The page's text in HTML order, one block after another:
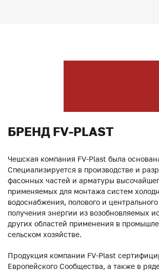
БРЕНД FV-PLAST
Чешская компания FV-Plast была
Специализируется в производстве и
фасонных частей и арматуры
применяемых для монтажа систем
водоснабжения, полового и
получения энергии из возобновляемых
других областей применения в
сельском хозяйстве.
Продукция компании FV-Plast
Европейского Сообщества, а также в